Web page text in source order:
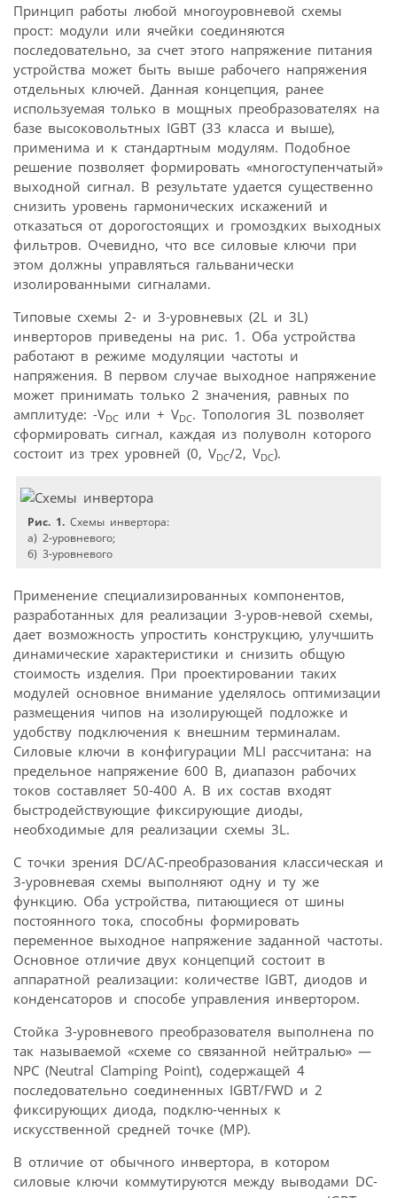
Принцип работы любой многоуровневой схемы
прост: модули или ячейки соединяются
последовательно, за счет этого напряжение питания
устройства может быть выше рабочего напряжения
отдельных ключей. Данная концепция, ранее
используемая только в мощных преобразователях на
базе высоковольтных IGBT (33 класса и выше),
применима и к стандартным модулям. Подобное
решение позволяет формировать «многоступенчатый»
выходной сигнал. В результате удается существенно
снизить уровень гармонических искажений и
отказаться от дорогостоящих и громоздких выходных
фильтров. Очевидно, что все силовые ключи при
этом должны управляться гальванически
изолированными сигналами.
Типовые схемы 2- и 3-уровневых (2L и 3L)
инверторов приведены на рис. 1. Оба устройства
работают в режиме модуляции частоты и
напряжения. В первом случае выходное напряжение
может принимать только 2 значения, равных по
амплитуде: -VDC или + VDC. Топология 3L позволяет
сформировать сигнал, каждая из полуволн которого
состоит из трех уровней (0, VDC/2, VDC).
Рис. 1. Схемы инвертора:
а) 2-уровневого;
б) 3-уровневого
Применение специализированных компонентов,
разработанных для реализации 3-уров-невой схемы,
дает возможность упростить конструкцию, улучшить
динамические характеристики и снизить общую
стоимость изделия. При проектировании таких
модулей основное внимание уделялось оптимизации
размещения чипов на изолирующей подложке и
удобству подключения к внешним терминалам.
Силовые ключи в конфигурации MLI рассчитана: на
предельное напряжение 600 В, диапазон рабочих
токов составляет 50-400 А. В их состав входят
быстродействующие фиксирующие диоды,
необходимые для реализации схемы 3L.
С точки зрения DC/AC-преобразования классическая и
3-уровневая схемы выполняют одну и ту же
функцию. Оба устройства, питающиеся от шины
постоянного тока, способны формировать
переменное выходное напряжение заданной частоты.
Основное отличие двух концепций состоит в
аппаратной реализации: количестве IGBT, диодов и
конденсаторов и способе управления инвертором.
Стойка 3-уровневого преобразователя выполнена по
так называемой «схеме со связанной нейтралью» —
NPC (Neutral Clamping Point), содержащей 4
последовательно соединенных IGBT/FWD и 2
фиксирующих диода, подклю-ченных к
искусственной средней точке (МР).
В отличие от обычного инвертора, в котором
силовые ключи коммутируются между выводами DC-